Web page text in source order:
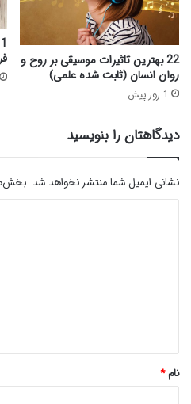
22 بهترین تاثیرات موسیقی بر روح و
روان انسان (ثابت شده علمی)
1 روز پیش
دیدگاهتان را بنویسید
نشانی ایمیل شما منتشر نخواهد شد.
*
نام*